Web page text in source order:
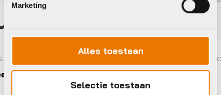
Marketing
Alles toestaan
Selectie toestaan
Previous
Computers accessoires en onderdelen
Shokz Openfit 2
189,00